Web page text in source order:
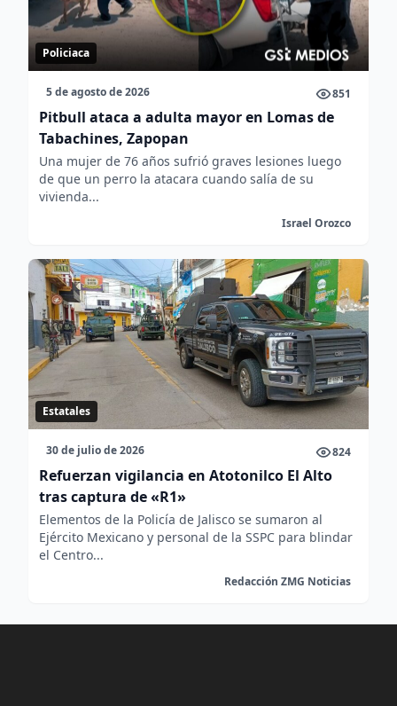
Policiaca
5 de agosto de 2026 851
Pitbull ataca a adulta mayor en Lomas de
Tabachines, Zapopan
Una mujer de 76 años sufrió graves lesiones luego
de que un perro la atacara cuando salía de su
vivienda...
Israel Orozco
Estatales
30 de julio de 2026 824
Refuerzan vigilancia en Atotonilco El Alto
tras captura de «R1»
Elementos de la Policía de Jalisco se sumaron al
Ejército Mexicano y personal de la SSPC para blindar
el Centro...
Redacción ZMG Noticias